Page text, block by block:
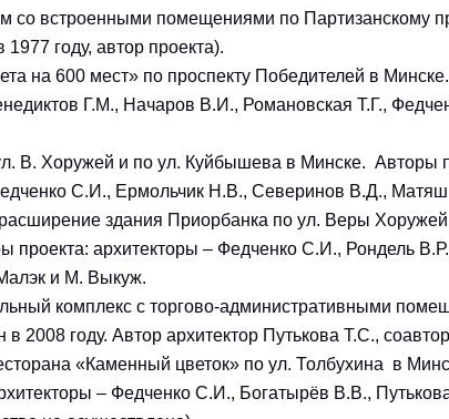
со встроенными помещениями по Партизанскому
году, автор проекта).
на 600 мест» по проспекту Победителей в
Г.М., Начаров В.И., Романовская Т.Г.,
В. Хоружей и по ул. Куйбышева в Минске. Авторы
С.И., Ермольчик Н.В., Северинов В.Д.,
здания Приорбанка по ул. Веры
проекта: архитекторы – Федченко С.И., Рондель
ЦХС – А.Малэк и
комплекс с торгово-административными
в 2008 году. Автор архитектор Путькова Т.С.,
«Каменный цветок» по ул. Толбухина в
– Федченко С.И., Богатырёв В.В.,